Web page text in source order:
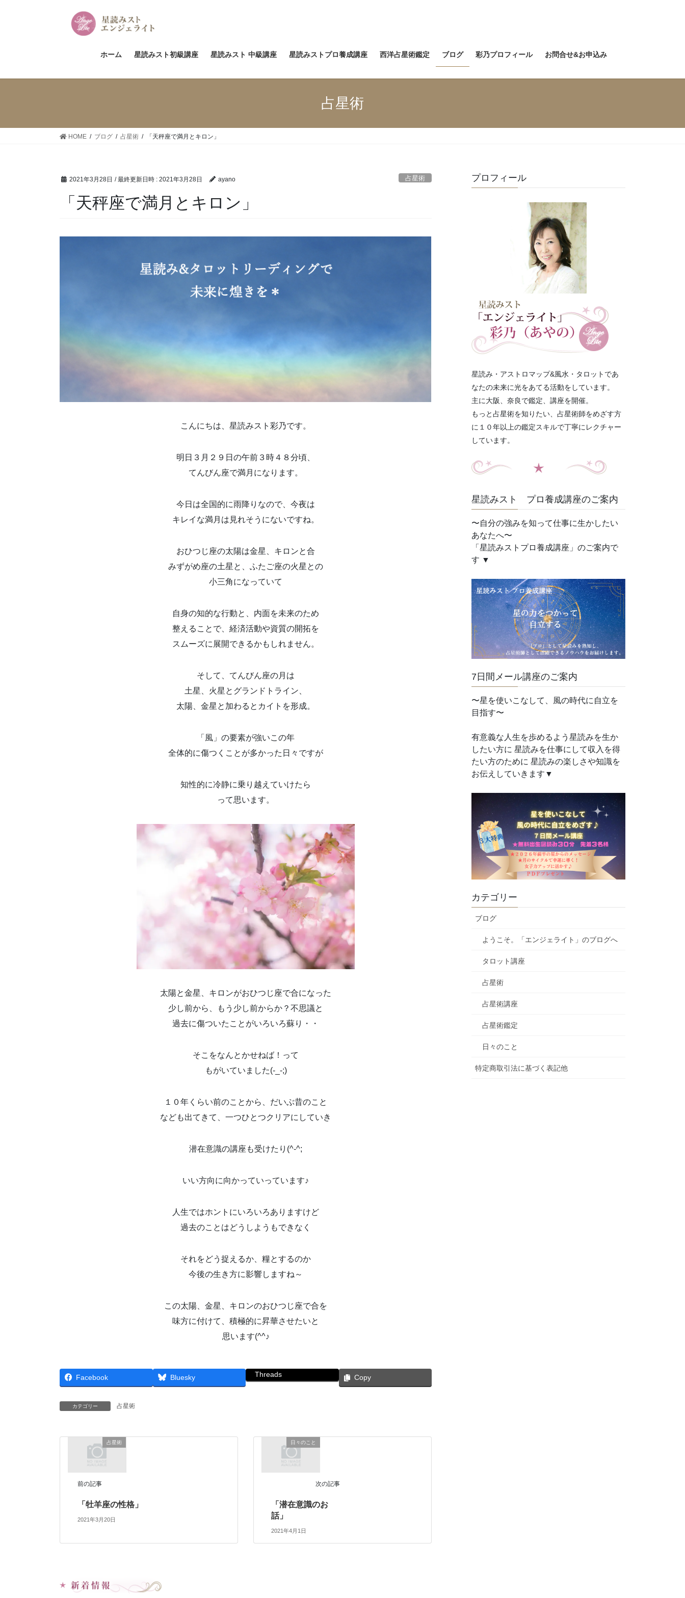
ス
ン
ホーム 星読みスト初級講座 星読みスト 中級講座 星読みストプロ養成講座 西洋占星術鑑定 ブログ 彩乃プロフィール お問合せ&お申込み
占星術
HOME ブログ 占星術 「天秤座で満月とキロン」
2021年3月28日 / 最終更新日時 : 2021年3月28日 ayano 占星術
「天秤座で満月とキロン」
こんにちは、星読みスト彩乃です。
明日３月２９日の午前３時４８分頃、
てんびん座で満月になります。
今日は全国的に雨降りなので、今夜は
キレイな満月は見れそうにないですね。
おひつじ座の太陽は金星、キロンと合
みずがめ座の土星と、ふたご座の火星との
小三角になっていて
自身の知的な行動と、内面を未来のため
整えることで、経済活動や資質の開拓を
スムーズに展開できるかもしれません。
そして、てんびん座の月は
土星、火星とグランドトライン、
太陽、金星と加わるとカイトを形成。
「風」の要素が強いこの年
全体的に傷つくことが多かった日々ですが
知性的に冷静に乗り越えていけたら
って思います。
太陽と金星、キロンがおひつじ座で合になった
少し前から、もう少し前からか？不思議と
過去に傷ついたことがいろいろ蘇り・・
そこをなんとかせねば！って
もがいていました(-_-;)
１０年くらい前のことから、だいぶ昔のこと
なども出てきて、一つひとつクリアにしていき
潜在意識の講座も受けたり(^-^;
いい方向に向かっていっています♪
人生ではホントにいろいろありますけど
過去のことはどうしようもできなく
それをどう捉えるか、糧とするのか
今後の生き方に影響しますね～
この太陽、金星、キロンのおひつじ座で合を
味方に付けて、積極的に昇華させたいと
思います(^^♪
Facebook Bluesky Threads Copy
カテゴリー 占星術
占星術
前の記事
「牡羊座の性格」
2021年3月20日
日々のこと
次の記事
「潜在意識のお
話」
2021年4月1日
プロフィール
星読み・アストロマップ&風水・タロットであ
なたの未来に光をあてる活動をしています。
主に大阪、奈良で鑑定、講座を開催。
もっと占星術を知りたい、占星術師をめざす方
に１０年以上の鑑定スキルで丁寧にレクチャー
しています。
星読みスト プロ養成講座のご案内
〜自分の強みを知って仕事に生かしたい
あなたへ〜
「星読みストプロ養成講座」のご案内で
す ▼
7日間メール講座のご案内
〜星を使いこなして、風の時代に自立を
目指す〜
有意義な人生を歩めるよう星読みを生か
したい方に 星読みを仕事にして収入を得
たい方のために 星読みの楽しさや知識を
お伝えしていきます▼
カテゴリー
ブログ
ようこそ。「エンジェライト」のブログへ
タロット講座
占星術
占星術講座
占星術鑑定
日々のこと
特定商取引法に基づく表記他